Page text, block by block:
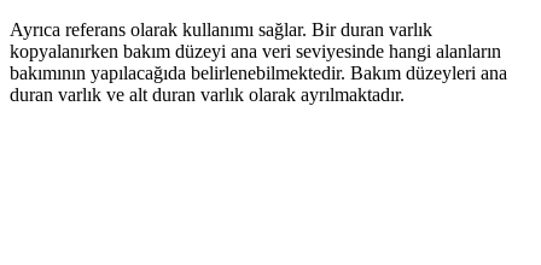
Ayrıca referans olarak kullanımı sağlar. Bir duran varlık
kopyalanırken bakım düzeyi ana veri seviyesinde hangi alanların
bakımının yapılacağıda belirlenebilmektedir. Bakım düzeyleri ana
duran varlık ve alt duran varlık olarak ayrılmaktadır.